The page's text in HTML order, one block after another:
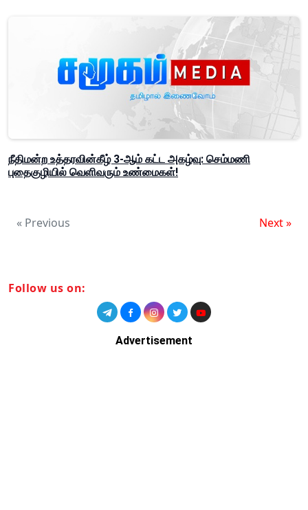
நீதிமன்ற உத்தரவின்கீழ் 3-ஆம் கட்ட அகழ்வு: செம்மணி
புதைகுழியில் வெளிவரும் உண்மைகள்!
« Previous Next »
Follow us on:
Advertisement